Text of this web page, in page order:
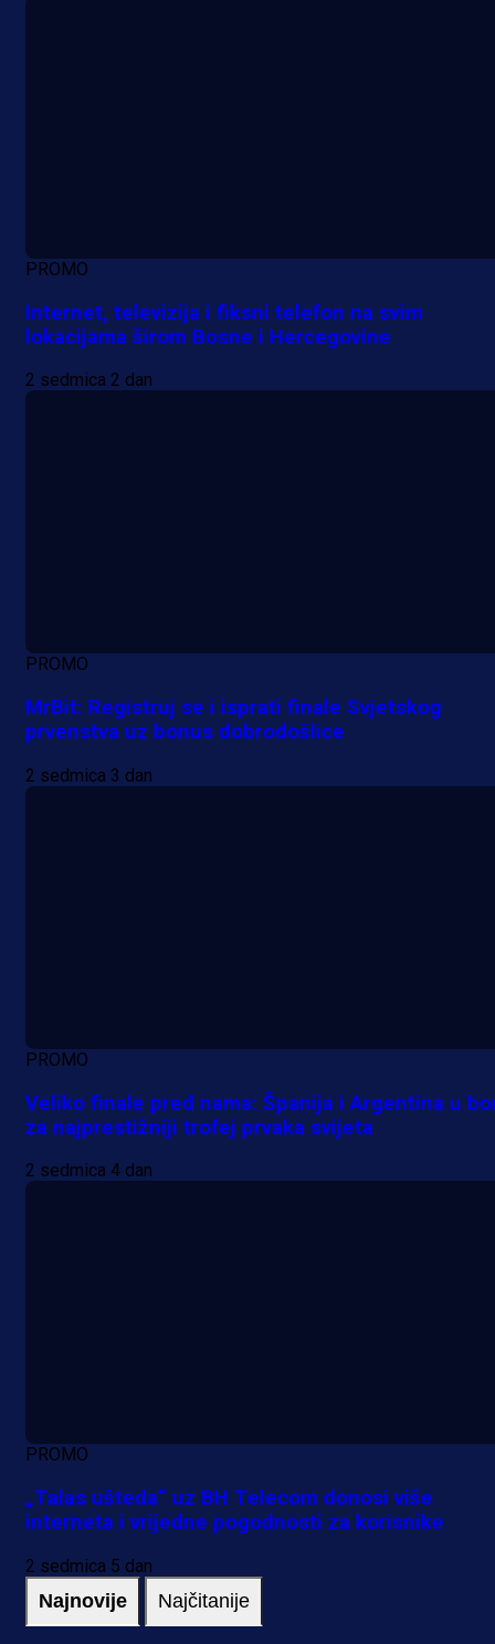
PROMO
Internet, televizija i fiksni telefon na svim
lokacijama širom Bosne i Hercegovine
2 sedmica 2 dan
PROMO
MrBit: Registruj se i isprati finale Svjetskog
prvenstva uz bonus dobrodošlice
2 sedmica 3 dan
PROMO
Veliko finale pred nama: Španija i Argentina u
za najprestižniji trofej prvaka svijeta
2 sedmica 4 dan
PROMO
„Talas ušteda“ uz BH Telecom donosi više
interneta i vrijedne pogodnosti za korisnike
2 sedmica 5 dan
Najnovije Najčitanije